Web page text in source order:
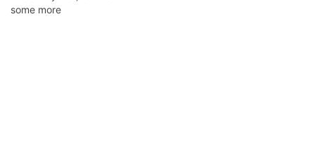
some more